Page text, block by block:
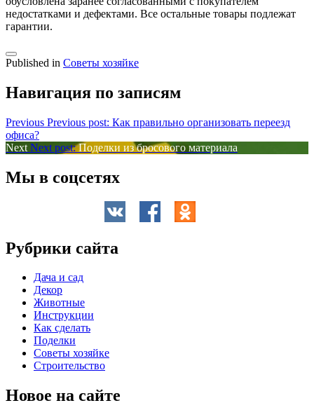
недостатками и дефектами. Все остальные товары подлежат
гарантии.
Published in Советы хозяйке
Навигация по записям
Previous Previous post: Как правильно организовать переезд
офиса?
Next Next post: Поделки из бросового материала
Мы в соцсетях
Рубрики сайта
Дача и сад
Декор
Животные
Инструкции
Как сделать
Поделки
Советы хозяйке
Строительство
Новое на сайте